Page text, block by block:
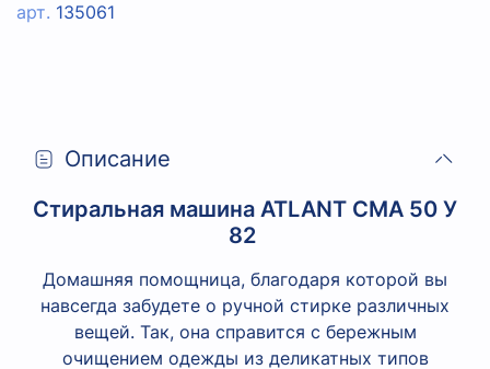
арт. 135061
Описание
Стиральная машина ATLANT СМА 50 У
82
Домашняя помощница, благодаря которой вы
навсегда забудете о ручной стирке различных
вещей. Так, она справится с бережным
очищением одежды из деликатных типов